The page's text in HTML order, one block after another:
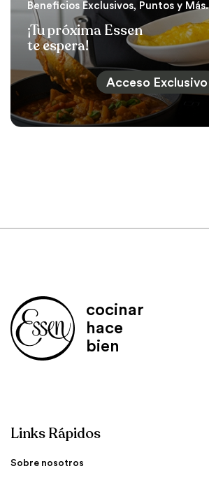
Beneficios Exclusivos, Puntos y Más.
¡Tu próxima Essen
te espera!
Acceso Exclusivo
cocinar
hace
bien
Links Rápidos
Sobre nosotros